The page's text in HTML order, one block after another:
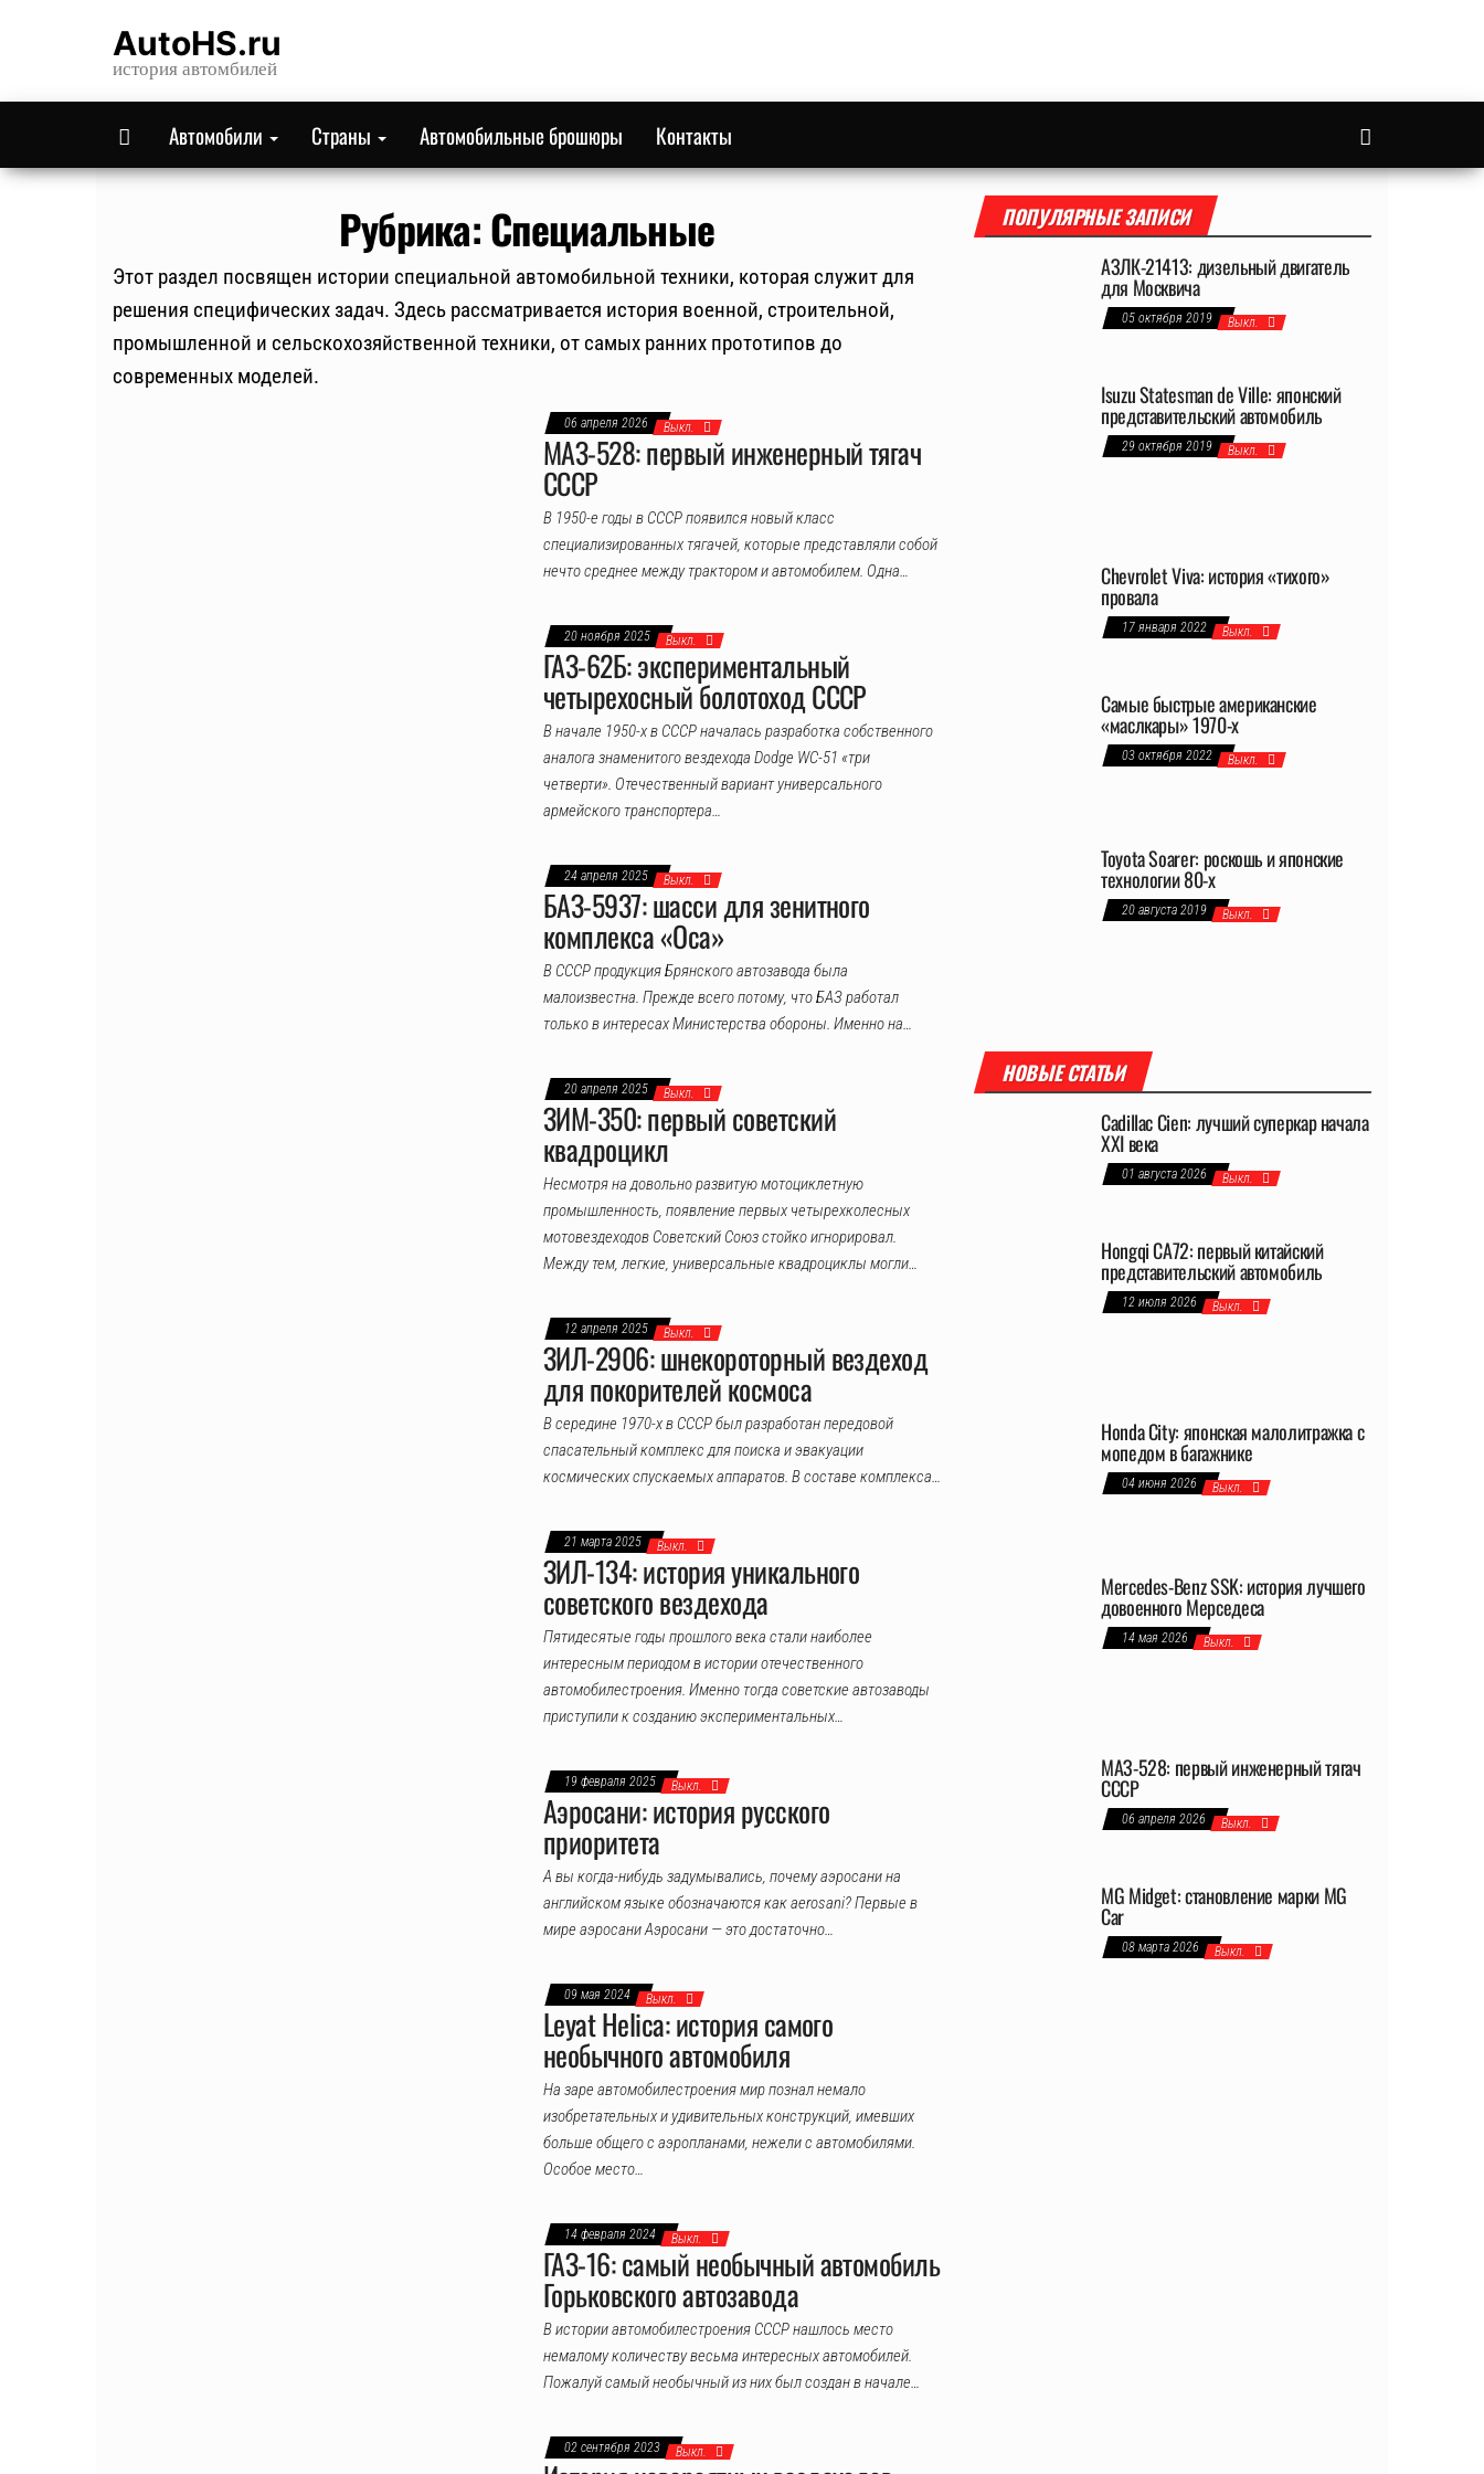
AutoHS.ru
история автомбилей
Автомобили Страны Автомобильные брошюры Контакты
Рубрика:Специальные
Этот раздел посвящен истории специальной автомобильной техники, которая служит для
решения специфических задач. Здесь рассматривается история военной, строительной,
промышленной и сельскохозяйственной техники, от самых ранних прототипов до
современных моделей.
06 апреля 2026 Выкл.
МАЗ-528: первый инженерный тягач
СССР
В 1950-е годы в СССР появился новый класс
специализированных тягачей, которые представляли собой
нечто среднее между трактором и автомобилем. Одна…
20 ноября 2025 Выкл.
ГАЗ-62Б: экспериментальный
четырехосный болотоход СССР
В начале 1950-х в СССР началась разработка собственного
аналога знаменитого вездехода Dodge WC-51 «три
четверти». Отечественный вариант универсального
армейского транспортера…
24 апреля 2025 Выкл.
БАЗ-5937: шасси для зенитного
комплекса «Оса»
В СССР продукция Брянского автозавода была
малоизвестна. Прежде всего потому, что БАЗ работал
только в интересах Министерства обороны. Именно на…
20 апреля 2025 Выкл.
ЗИМ-350: первый советский
квадроцикл
Несмотря на довольно развитую мотоциклетную
промышленность, появление первых четырехколесных
мотовездеходов Советский Союз стойко игнорировал.
Между тем, легкие, универсальные квадроциклы могли…
12 апреля 2025 Выкл.
ЗИЛ-2906: шнекороторный вездеход
для покорителей космоса
В середине 1970-х в СССР был разработан передовой
спасательный комплекс для поиска и эвакуации
космических спускаемых аппаратов. В составе комплекса…
21 марта 2025 Выкл.
ЗИЛ-134: история уникального
советского вездехода
Пятидесятые годы прошлого века стали наиболее
интересным периодом в истории отечественного
автомобилестроения. Именно тогда советские автозаводы
приступили к созданию экспериментальных…
19 февраля 2025 Выкл.
Аэросани: история русского
приоритета
А вы когда-нибудь задумывались, почему аэросани на
английском языке обозначаются как aerosani? Первые в
мире аэросани Аэросани — это достаточно…
09 мая 2024 Выкл.
Leyat Helica: история самого
необычного автомобиля
На заре автомобилестроения мир познал немало
изобретательных и удивительных конструкций, имевших
больше общего с аэропланами, нежели с автомобилями.
Особое место…
14 февраля 2024 Выкл.
ГАЗ-16: самый необычный автомобиль
Горьковского автозавода
В истории автомобилестроения СССР нашлось место
немалому количеству весьма интересных автомобилей.
Пожалуй самый необычный из них был создан в начале…
02 сентября 2023 Выкл.
ПОПУЛЯРНЫЕ ЗАПИСИ
АЗЛК-21413: дизельный двигатель
для Москвича
05 октября 2019 Выкл.
Isuzu Statesman de Ville: японский
представительский автомобиль
29 октября 2019 Выкл.
Chevrolet Viva: история «тихого»
провала
17 января 2022 Выкл.
Самые быстрые американские
«маслкары» 1970-х
03 октября 2022 Выкл.
Toyota Soarer: роскошь и японские
технологии 80-х
20 августа 2019 Выкл.
НОВЫЕ СТАТЬИ
Cadillac Cien: лучший суперкар начала
XXI века
01 августа 2026 Выкл.
Hongqi CA72: первый китайский
представительский автомобиль
12 июля 2026 Выкл.
Honda City: японская малолитражка с
мопедом в багажнике
04 июня 2026 Выкл.
Mercedes-Benz SSK: история лучшего
довоенного Мерседеса
14 мая 2026 Выкл.
МАЗ-528: первый инженерный тягач
СССР
06 апреля 2026 Выкл.
MG Midget: становление марки MG
Car
08 марта 2026 Выкл.